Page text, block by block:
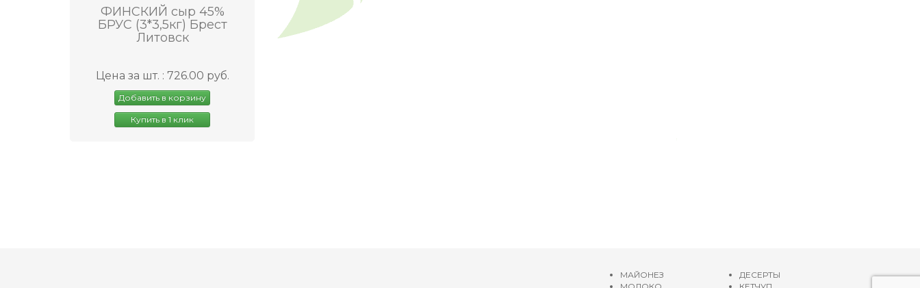
ФИНСКИЙ сыр 45%
БРУС (3*3,5кг) Брест
Литовск
Цена за шт. : 726.00 руб.
Добавить в корзину
Купить в 1 клик
МАЙОНЕЗ
ДЕСЕРТЫ